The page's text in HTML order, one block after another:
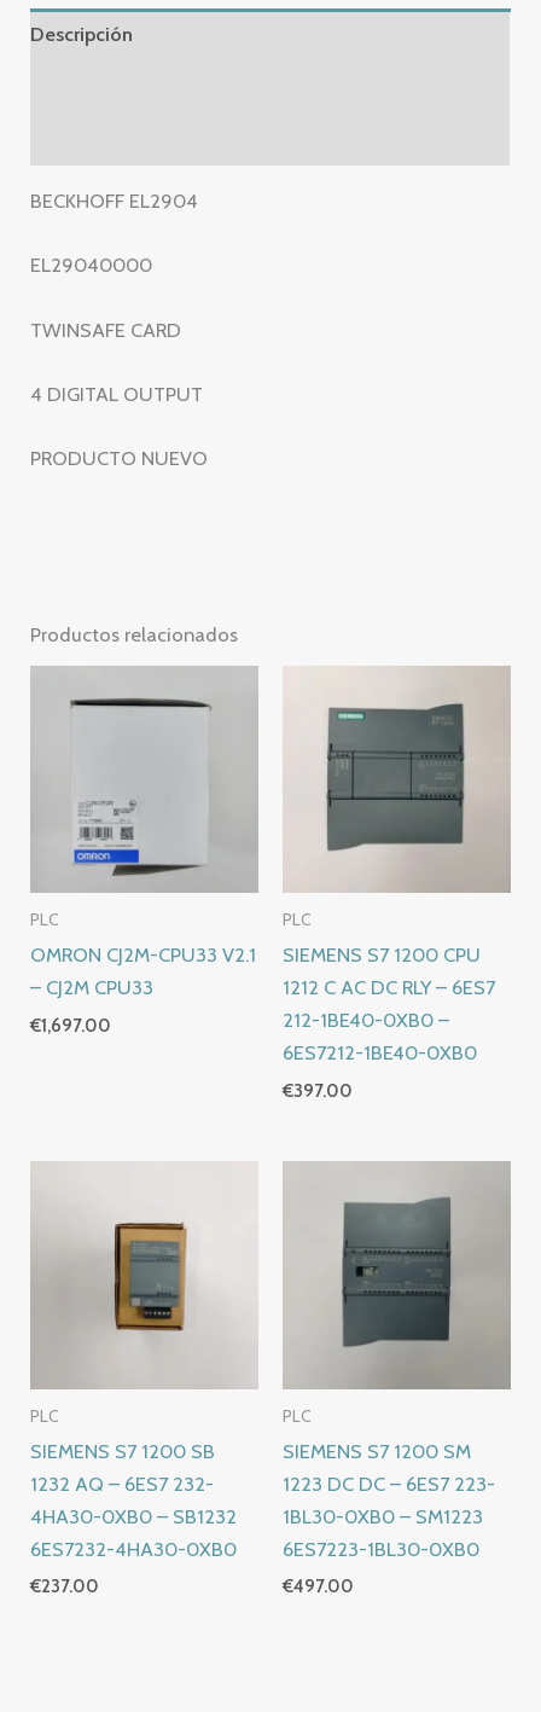
TWINSAFE
OUTPUT
cantidad
Descripción
BECKHOFF EL2904
EL29040000
TWINSAFE CARD
4 DIGITAL OUTPUT
PRODUCTO NUEVO
Productos relacionados
PLC
OMRON CJ2M-CPU33 V2.1
– CJ2M CPU33
€1,697.00
PLC
SIEMENS S7 1200 CPU
1212 C AC DC RLY – 6ES7
212-1BE40-0XB0 –
6ES7212-1BE40-0XB0
€397.00
PLC
SIEMENS S7 1200 SB
1232 AQ – 6ES7 232-
4HA30-0XB0 – SB1232
6ES7232-4HA30-0XB0
€237.00
PLC
SIEMENS S7 1200 SM
1223 DC DC – 6ES7 223-
1BL30-0XB0 – SM1223
6ES7223-1BL30-0XB0
€497.00